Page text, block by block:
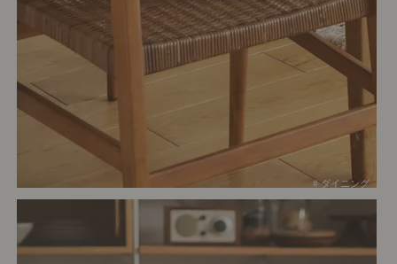
# ダイニング